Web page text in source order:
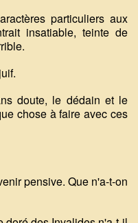
particuliers aux
insatiable, teinte de
doute, le dédain et le
chose à faire avec ces
pensive. Que n'a-t-on